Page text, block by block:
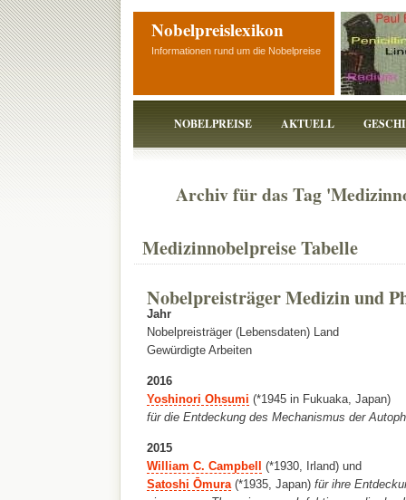
Nobelpreislexikon
Informationen rund um die Nobelpreise
NOBELPREISE AKTUELL
Archiv für das Tag
Medizinnobelpreise Tabelle
Nobelpreisträger Medizin und
Jahr
Nobelpreisträger (Lebensdaten) Land
Gewürdigte Arbeiten
2016
Yoshinori Ohsumi (*1945 in Fukuaka, Japan)
für die Entdeckung des Mechanismus der
2015
William C. Campbell (*1930, Irland) und
Satoshi Ōmura(*1935, Japan) für ihre